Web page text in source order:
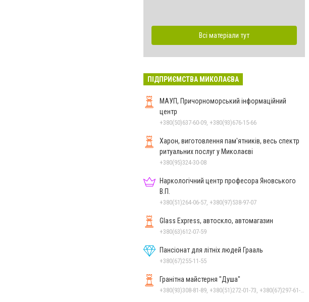
Всі матеріали тут
ПІДПРИЄМСТВА МИКОЛАЄВА
МАУП, Причорноморський інформаційний
центр
+380(50)637-60-09, +380(93)676-15-66
Харон, виготовлення пам'ятників, весь спектр
ритуальних послуг у Миколаєві
+380(95)324-30-08
Наркологічний центр професора Яновського
В.П.
+380(51)264-06-57, +380(97)538-97-07
Glass Express, автоскло, автомагазин
+380(63)612-07-59
Пансіонат для літніх людей Грааль
+380(67)255-11-55
Гранітна майстерня "Душа"